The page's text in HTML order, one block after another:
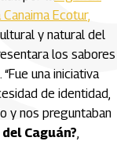
Ecotur,
y natural del
los sabores
una iniciativa
de identidad,
y nos preguntaban
Caguán?,